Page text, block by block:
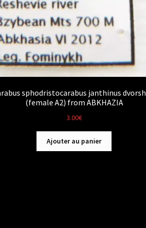
sphodristocarabus janthinus
(female A2) from ABKHAZIA
3.00€
Ajouter au panier